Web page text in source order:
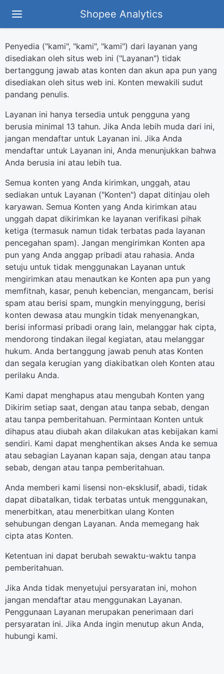
Shopee Analytics
Penyedia ("kami", "kami", "kami") dari layanan yang
disediakan oleh situs web ini ("Layanan") tidak
bertanggung jawab atas konten dan akun apa pun yang
disediakan oleh situs web ini. Konten mewakili sudut
pandang penulis.
Layanan ini hanya tersedia untuk pengguna yang
berusia minimal 13 tahun. Jika Anda lebih muda dari ini,
jangan mendaftar untuk Layanan ini. Jika Anda
mendaftar untuk Layanan ini, Anda menunjukkan bahwa
Anda berusia ini atau lebih tua.
Semua konten yang Anda kirimkan, unggah, atau
sediakan untuk Layanan ("Konten") dapat ditinjau oleh
karyawan. Semua Konten yang Anda kirimkan atau
unggah dapat dikirimkan ke layanan verifikasi pihak
ketiga (termasuk namun tidak terbatas pada layanan
pencegahan spam). Jangan mengirimkan Konten apa
pun yang Anda anggap pribadi atau rahasia. Anda
setuju untuk tidak menggunakan Layanan untuk
mengirimkan atau menautkan ke Konten apa pun yang
memfitnah, kasar, penuh kebencian, mengancam, berisi
spam atau berisi spam, mungkin menyinggung, berisi
konten dewasa atau mungkin tidak menyenangkan,
berisi informasi pribadi orang lain, melanggar hak cipta,
mendorong tindakan ilegal kegiatan, atau melanggar
hukum. Anda bertanggung jawab penuh atas Konten
dan segala kerugian yang diakibatkan oleh Konten atau
perilaku Anda.
Kami dapat menghapus atau mengubah Konten yang
Dikirim setiap saat, dengan atau tanpa sebab, dengan
atau tanpa pemberitahuan. Permintaan Konten untuk
dihapus atau diubah akan dilakukan atas kebijakan kami
sendiri. Kami dapat menghentikan akses Anda ke semua
atau sebagian Layanan kapan saja, dengan atau tanpa
sebab, dengan atau tanpa pemberitahuan.
Anda memberi kami lisensi non-eksklusif, abadi, tidak
dapat dibatalkan, tidak terbatas untuk menggunakan,
menerbitkan, atau menerbitkan ulang Konten
sehubungan dengan Layanan. Anda memegang hak
cipta atas Konten.
Ketentuan ini dapat berubah sewaktu-waktu tanpa
pemberitahuan.
Jika Anda tidak menyetujui persyaratan ini, mohon
jangan mendaftar atau menggunakan Layanan.
Penggunaan Layanan merupakan penerimaan dari
persyaratan ini. Jika Anda ingin menutup akun Anda,
hubungi kami.